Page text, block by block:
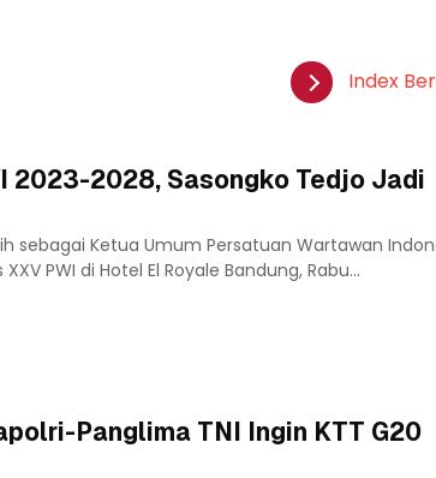
Index
2023-2028, Sasongko Tedjo Jadi
sebagai Ketua Umum Persatuan Wartawan
PWI di Hotel El Royale Bandung, Rabu...
Panglima TNI Ingin KTT G20